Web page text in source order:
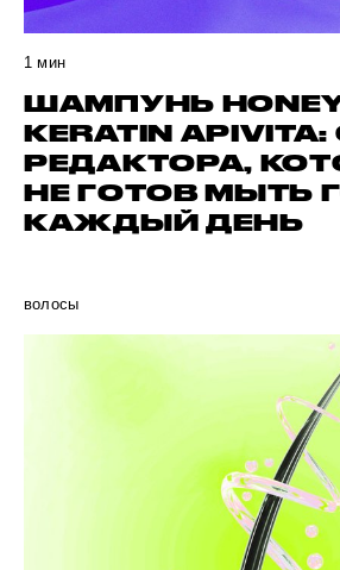
1 мин
ШАМПУНЬ HONEY
KERATIN
РЕДАКТОРА,
НЕ ГОТОВ МЫТЬ
КАЖДЫЙ ДЕНЬ
волосы